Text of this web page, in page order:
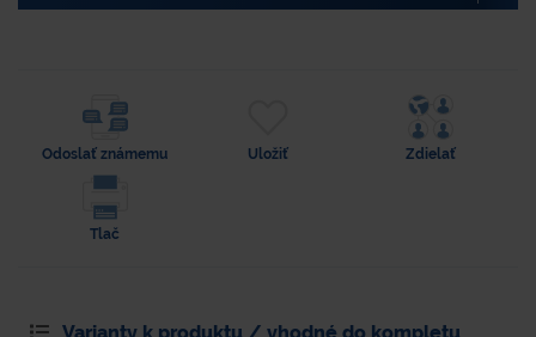
Odoslať známemu Uložiť Zdielať
Tlač